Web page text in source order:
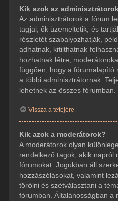
Kik azok az
Az adminisztrátorok a fórum
tagjai, ők üzemeltetik, és
részletét szabályozhatják,
adhatnak, kitilthatnak
hozhatnak létre,
függően, hogy a fórumalapító
a többi adminisztrátornak.
lehetnek az összes fórumban.
Vissza a tetejére
Kik azok a moderátorok?
A moderátorok olyan
rendelkező tagok, akik napról
fórumokat. Jogukban áll
hozzászólásokat, valamint
törölni és szétválasztani a
fórumban. Általánosságban a